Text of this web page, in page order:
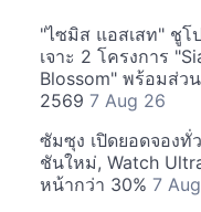
"ไซมิส แอสเสท" ชู
เจาะ 2 โครงการ
Blossom" พร้อมส่ว
2569 7 Aug 26
ซัมซุง เปิดยอดจองทั่
ชันใหม่, Watch
หน้ากว่า 30% 7